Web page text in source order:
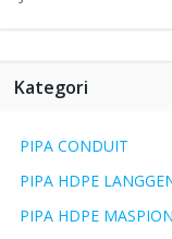
Kategori
PIPA CONDUIT
PIPA HDPE
PIPA HDPE MASPION